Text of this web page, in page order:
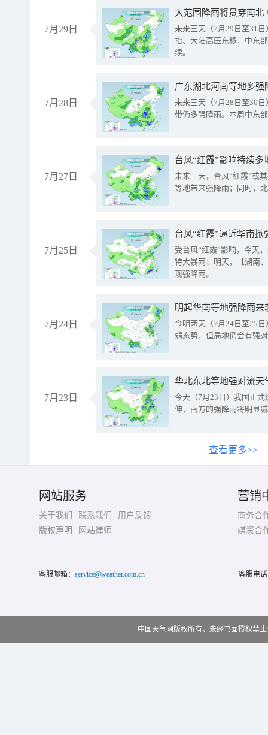
7月29日
大范围降雨将贯穿南
未来三天（7月29日至31
抬、大陆高压东移，中东
续。
7月28日
广东湖北河南等地多
未来三天（7月28日至30
带仍多强降雨。本周中东
7月27日
台风“红霞”影响持续
未来三天，台风“红霞”或
等地带来强降雨；同时，
7月25日
台风“红霞”逼近华南
受台风“红霞”影响，今天
特大暴雨；明天，【湖南
现强降雨。
7月24日
明起华南等地强降雨
今明两天（7月24日至25
弱态势，但局地仍会有强
7月23日
华北东北等地强对流天
今天（7月23日）我国正
伸，南方的强降雨将明显
查看更多>>
网站服务
关于我们 联系我们
用户反馈
版权声明
网站律师
营销
商务合
媒资合
客服邮箱： service@weather.com.cn 客服电
中国天气网版权所有，未经书面授权